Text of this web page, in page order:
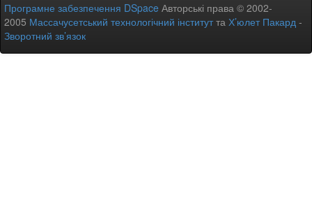
Програмне забезпечення DSpace Авторські права © 2002-
2005 Массачусетський технологічний інститутта Х’юлет Пакард -
Зворотний зв’язок